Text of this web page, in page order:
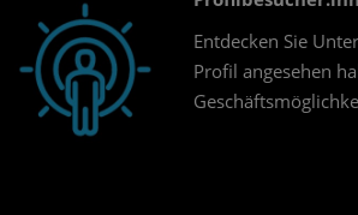
Entdecken Sie
Profil angesehen